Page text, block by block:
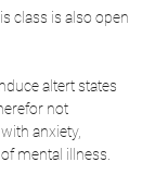
class is also open
altert states
not
anxiety,
mental illness.